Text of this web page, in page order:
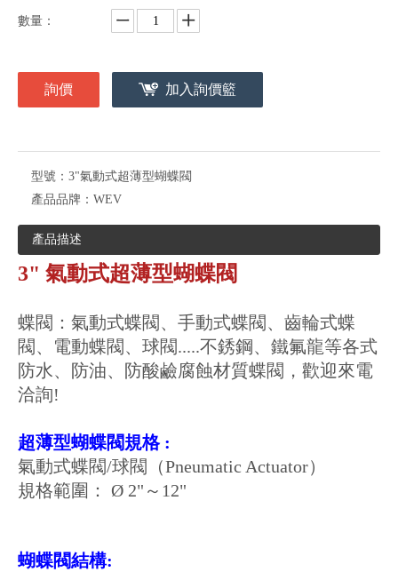
數量：
詢價 加入詢價籃
型號： 3"氣動式超薄型蝴蝶閥
產品品牌： WEV
產品描述
3" 氣動式超薄型蝴蝶閥
蝶閥：氣動式蝶閥、手動式蝶閥、齒輪式蝶
閥、電動蝶閥、球閥.....不銹鋼、鐵氟龍等各式
防水、防油、防酸鹼腐蝕材質蝶閥，歡迎來電
洽詢!
超薄型蝴蝶閥規格 :
氣動式蝶閥/球閥（Pneumatic Actuator）
規格範圍： Ø 2"～12"
蝴蝶閥結構: